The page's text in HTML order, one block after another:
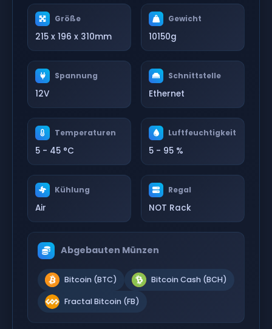
Größe
215 x 196 x 310mm
Gewicht
10150g
Spannung
12V
Schnittstelle
Ethernet
Temperaturen
5 - 45 °C
Luftfeuchtigkeit
5 - 95 %
Kühlung
Air
Regal
NOT Rack
Abgebauten Münzen
Bitcoin (BTC) Bitcoin Cash (BCH)
Fractal Bitcoin (FB)